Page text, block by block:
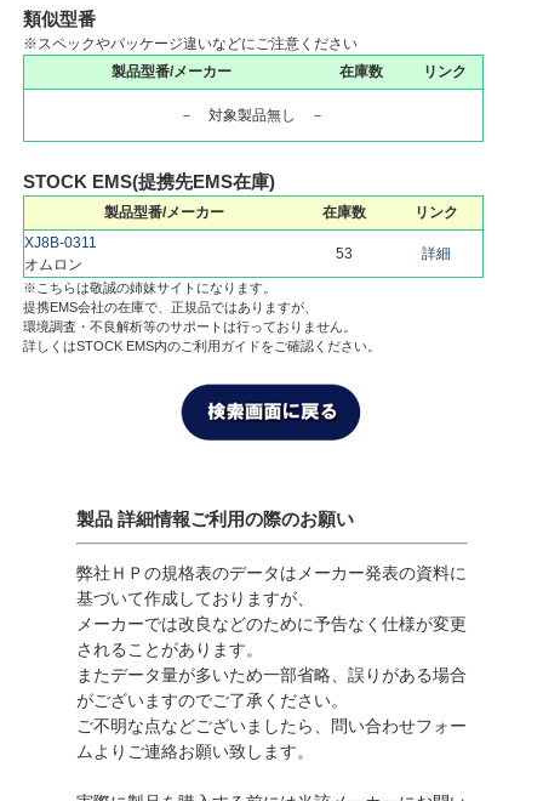
類似型番
※スペックやパッケージ違いなどにご注意ください
製品型番/メーカー
在庫数 リンク
－ 対象製品無し －
STOCK EMS(提携先EMS在庫)
製品型番/メーカー 在庫数
リンク
XJ8B-0311
オムロン
53 詳細
※こちらは敬誠の姉妹サイトになります。
提携EMS会社の在庫で、正規品ではありますが、
環境調査・不良解析等のサポートは行っておりません。
詳しくはSTOCK EMS内のご利用ガイドをご確認ください。
製品 詳細情報ご利用の際のお願い
弊社ＨＰの規格表のデータはメーカー発表の資料に
基づいて作成しておりますが、
メーカーでは改良などのために予告なく仕様が変更
されることがあります。
またデータ量が多いため一部省略、誤りがある場合
がございますのでご了承ください。
ご不明な点などございましたら、問い合わせフォー
ムよりご連絡お願い致します。